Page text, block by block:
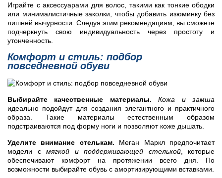
Играйте с аксессуарами для волос, такими как тонкие ободки
или минималистичные заколки, чтобы добавить изюминку без
лишней вычурности. Следуя этим рекомендациям, вы сможете
подчеркнуть свою индивидуальность через простоту и
утонченность.
Комфорт и стиль: подбор
повседневной обуви
Выбирайте качественные материалы.
Кожа и замша
идеально подойдут для создания элегантного и практичного
образа. Такие материалы естественным образом
подстраиваются под форму ноги и позволяют коже дышать.
Уделите внимание стелькам. Меган Маркл предпочитает
модели с мягкой и поддерживающей стелькой, которые
обеспечивают комфорт на протяжении всего дня. По
возможности выбирайте обувь с амортизирующими вставками.